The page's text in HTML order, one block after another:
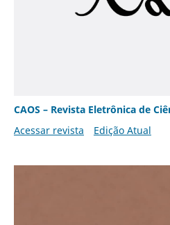
CAOS – Revista Eletrônica de
Acessar revista
Edição Atual